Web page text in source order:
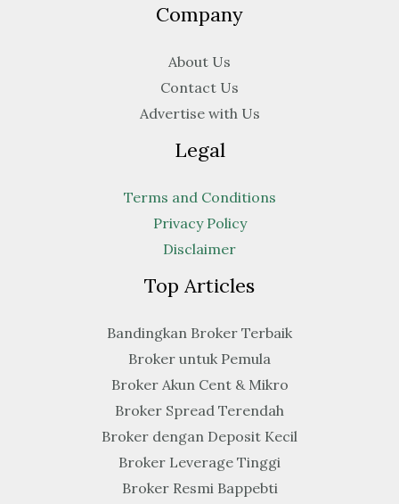
Company
About Us
Contact Us
Advertise with Us
Legal
Terms and Conditions
Privacy Policy
Disclaimer
Top Articles
Bandingkan Broker Terbaik
Broker untuk Pemula
Broker Akun Cent & Mikro
Broker Spread Terendah
Broker dengan Deposit Kecil
Broker Leverage Tinggi
Broker Resmi Bappebti